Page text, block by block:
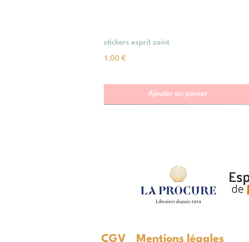
Aperçu rapide
stickers esprit saint
Prix
1,00 €
Ajouter au panier
CGV Mentions légales